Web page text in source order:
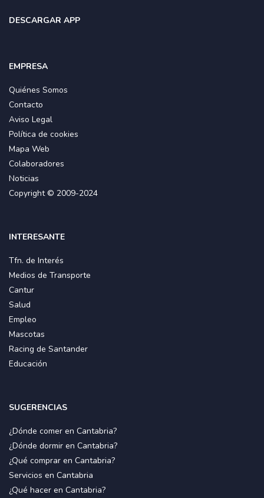
DESCARGAR APP
EMPRESA
Quiénes Somos
Contacto
Aviso Legal
Política de cookies
Mapa Web
Colaboradores
Noticias
Copyright © 2009-2024
INTERESANTE
Tfn. de Interés
Medios de Transporte
Cantur
Salud
Empleo
Mascotas
Racing de Santander
Educación
SUGERENCIAS
¿Dónde comer en Cantabria?
¿Dónde dormir en Cantabria?
¿Qué comprar en Cantabria?
Servicios en Cantabria
¿Qué hacer en Cantabria?